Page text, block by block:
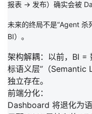
报表 -> 发布）确实会被
未来的终局不是“Agent 杀
BI） 。
架构解耦： 以前，BI =
标语义层”（Semantic
独立存在。
前端分化：
Dashboard 将退化为